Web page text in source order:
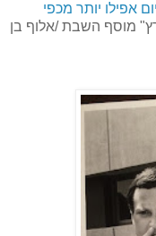
אפילו יותר מכפי
מוסף השבת /אלוף בן